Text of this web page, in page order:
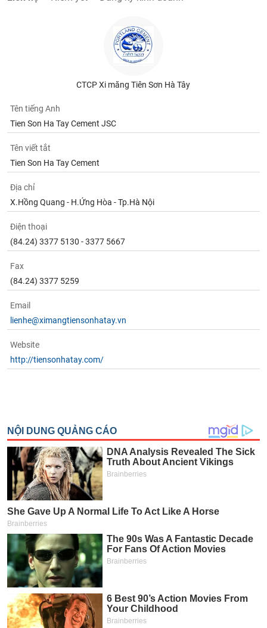
CTCP Xi măng Tiên Sơn Hà Tây
Tên tiếng Anh
Tien Son Ha Tay Cement JSC
Tên viết tắt
Tien Son Ha Tay Cement
Địa chỉ
X.Hồng Quang - H.Ứng Hòa - Tp.Hà Nội
Điện thoại
(84.24) 3377 5130 - 3377 5667
Fax
(84.24) 3377 5259
Email
lienhe@ximangtiensonhatay.vn
Website
http://tiensonhatay.com/